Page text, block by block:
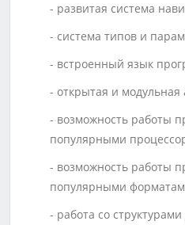
- развитая система
- система типов и
- встроенный язык
- открытая и модульная
- возможность работы
популярными
- возможность работы
популярными
- работа со